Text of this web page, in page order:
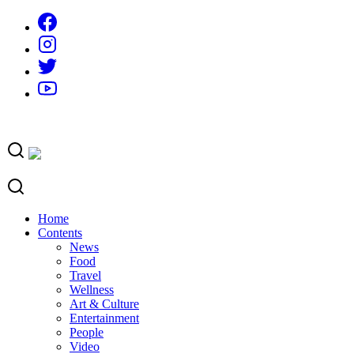
content
Home
Contents
News
Food
Travel
Wellness
Art & Culture
Entertainment
People
Video